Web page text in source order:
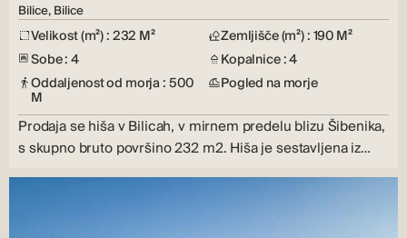
Bilice, Bilice
Velikost (m²) : 232 M²
Zemljišče (m²) : 190 M²
Sobe : 4
Kopalnice : 4
Oddaljenost od morja : 500
M
Pogled na morje
Prodaja se hiša v Bilicah, v mirnem predelu blizu Šibenika,
s skupno bruto površino 232 m2. Hiša je sestavljena iz…